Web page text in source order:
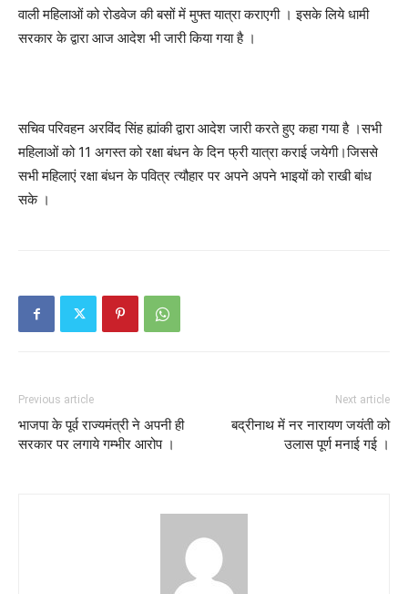
वाली महिलाओं को रोडवेज की बसों में मुफ्त यात्रा कराएगी । इसके लिये धामी
सरकार के द्वारा आज आदेश भी जारी किया गया है ।
सचिव परिवहन अरविंद सिंह ह्यांकी द्वारा आदेश जारी करते हुए कहा गया है ।सभी
महिलाओं को 11 अगस्त को रक्षा बंधन के दिन फ्री यात्रा कराई जयेगी।जिससे
सभी महिलाएं रक्षा बंधन के पवित्र त्यौहार पर अपने अपने भाइयों को राखी बांध
सके ।
Previous article
भाजपा के पूर्व राज्यमंत्री ने अपनी ही
सरकार पर लगाये गम्भीर आरोप ।
Next article
बद्रीनाथ में नर नारायण जयंती को
उलास पूर्ण मनाई गई ।